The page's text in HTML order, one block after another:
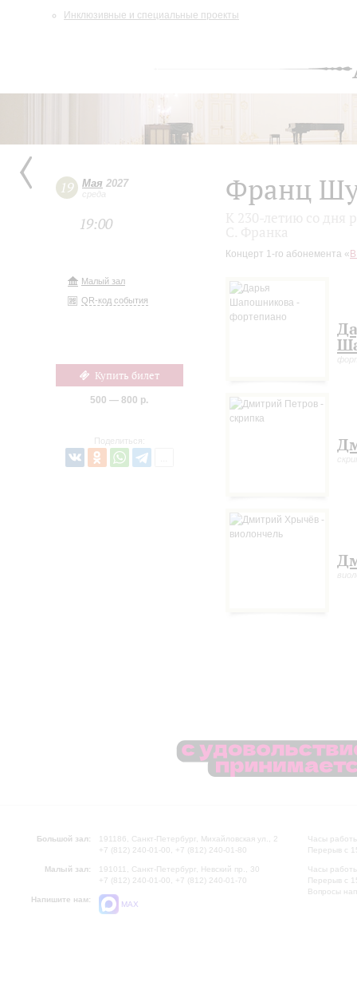
Инклюзивные и специальные проекты
19 Мая 2027
среда
19:00
Малый зал
QR-код события
Купить билет
500 — 800 р.
Поделиться:
Франц
Концерт 1-го абонемента «
Большой зал:
191186, Санкт-Петербург, Михайловская ул., 2
+7 (812) 240-01-00, +7 (812) 240-01-80
Малый зал:
191011, Санкт-Петербург, Невский пр., 30
+7 (812) 240-01-00, +7 (812) 240-01-70
Напишите нам:
MAX
Часы
Перерыв с
Часы
Перерыв с
Вопросы